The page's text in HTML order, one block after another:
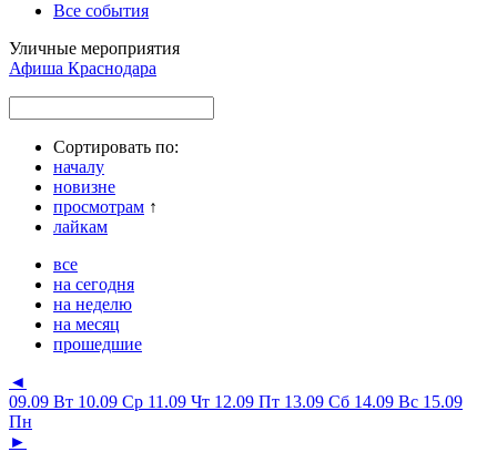
Все события
Уличные мероприятия
Афиша Краснодара
Сортировать по:
началу
новизне
просмотрам ↑
лайкам
все
на сегодня
на неделю
на месяц
прошедшие
◄
09.09 Вт 10.09 Ср 11.09 Чт 12.09 Пт 13.09 Сб 14.09 Вс 15.09
Пн
►